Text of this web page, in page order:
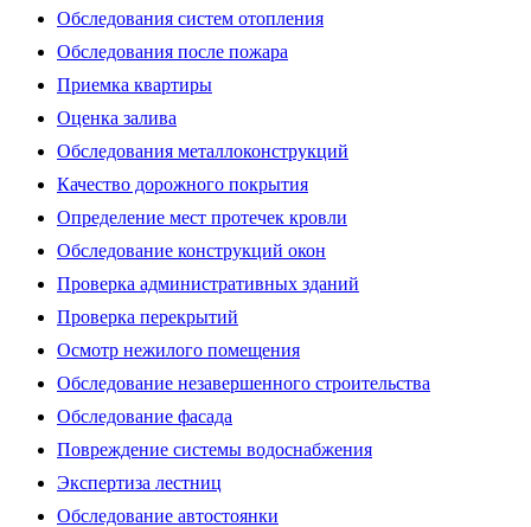
Обследования систем отопления
Обследования после пожара
Приемка квартиры
Оценка залива
Обследования металлоконструкций
Качество дорожного покрытия
Определение мест протечек кровли
Обследование конструкций окон
Проверка административных зданий
Проверка перекрытий
Осмотр нежилого помещения
Обследование незавершенного строительства
Обследование фасада
Повреждение системы водоснабжения
Экспертиза лестниц
Обследование автостоянки